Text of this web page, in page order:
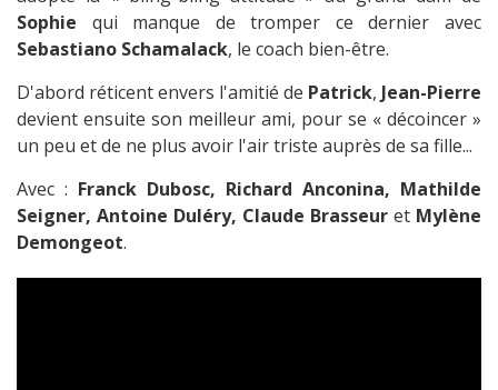
Sophie qui manque de tromper ce dernier avec
Sebastiano Schamalack, le coach bien-être.
D'abord réticent envers l'amitié de Patrick, Jean-Pierre
devient ensuite son meilleur ami, pour se « décoincer »
un peu et de ne plus avoir l'air triste auprès de sa fille...
Avec : Franck Dubosc, Richard Anconina, Mathilde
Seigner, Antoine Duléry, Claude Brasseur et Mylène
Demongeot.